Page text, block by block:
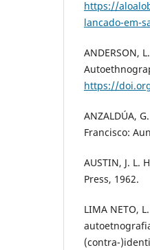
https://
lancado-em-
ANDERSON,
https://
ANZALDÚA,
Francisco:
AUSTIN, J.
Press, 1962.
LIMA NETO,
(contra-